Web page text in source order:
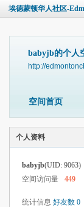
埃德蒙顿华人社区-
babyjb的个人
http://
空间首页
个人资料
babyjb(UID: 9063)
空间访问量
449
统计信息 好友数 0